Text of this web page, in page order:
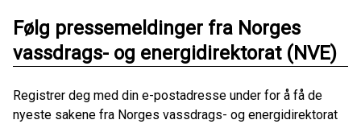
Følg pressemeldinger fra Norges
vassdrags- og energidirektorat (NVE)
Registrer deg med din e-postadresse under for å få de
nyeste sakene fra Norges vassdrags- og energidirektorat